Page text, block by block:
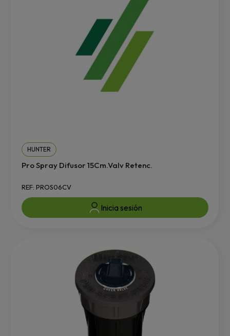
HUNTER
Pro Spray Difusor 15Cm.Valv Retenc.
REF: PROS06CV
Inicia sesión